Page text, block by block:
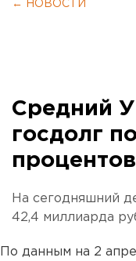
← НОВОСТИ
Средний
госдолг
процентов
На сегодняшний
42,4 миллиарда
По данным на 2